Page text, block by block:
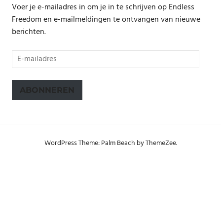
Voer je e-mailadres in om je in te schrijven op Endless
Freedom en e-mailmeldingen te ontvangen van nieuwe
berichten.
E-
mailadres
ABONNEREN
WordPress Theme: Palm Beach by ThemeZee.